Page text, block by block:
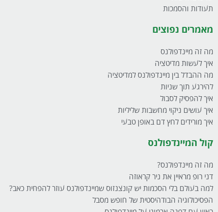
תעודות והסמכות
מאמרים נפוצים
מה זה מיינדפולנס
איך לעשות מדיטציה
מה ההבדל בין מיינדפולנס למדיטציה
להירגע תוך שניות
איך להפסיק לסבול
איך עושים ניקוי מחשבות שליליות
איך מורידים לחץ דם באופן טבעי
קול המיינדפולנס
מה זה מיינדפולנס?
דני רופ מראיין את ניר קראוזה
למה בעולם בלי הסכמות יש קונצנזוס שמיינדפולנס עוזר להפחית כאב?
הפסיכולוגיה הבודהיסטית של חופש מסבל